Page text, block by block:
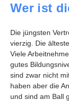
Wer ist
Die jüngsten
vierzig. Die
Viele
gutes
sind zwar nicht
haben aber die
und sind am Ball